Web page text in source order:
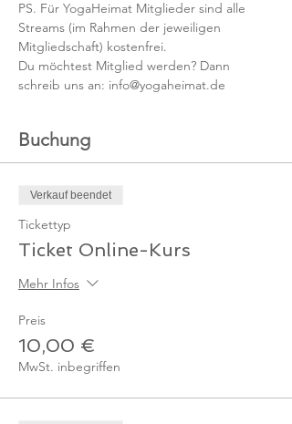
PS. Für YogaHeimat Mitglieder sind alle
Streams (im Rahmen der jeweiligen
Mitgliedschaft) kostenfrei.
Du möchtest Mitglied werden? Dann
schreib uns an: info@yogaheimat.de
Buchung
Verkauf beendet
Tickettyp
Ticket Online-Kurs
Mehr Infos
Preis
10,00 €
MwSt. inbegriffen